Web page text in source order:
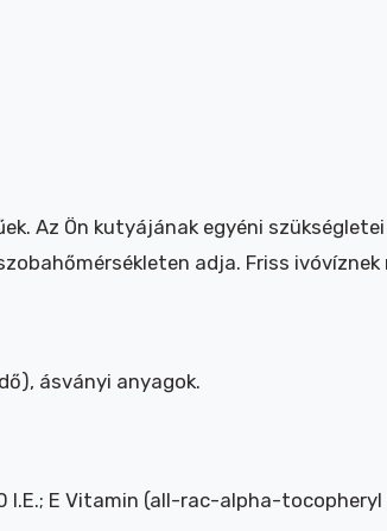
Az Ön kutyájának egyéni
adja. Friss ivóvíznek
ásványi anyagok.
I.E.; E Vitamin (all-rac-alpha-